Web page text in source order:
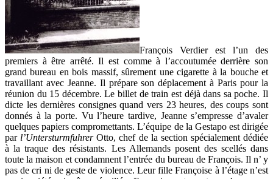
François Verdier est l’un des
premiers à être arrêté. Il est comme à l’accoutumée derrière son
grand bureau en bois massif, sûrement une cigarette à la bouche et
travaillant avec Jeanne. Il prépare son déplacement à Paris pour la
réunion du 15 décembre. Le billet de train est déjà dans sa poche. Il
dicte les dernières consignes quand vers 23 heures, des coups sont
donnés à la porte. Vu l’heure tardive, Jeanne s’empresse d’avaler
quelques papiers compromettants. L’équipe de la Gestapo est dirigée
par l’UntersturmfuhrerOtto, chef de la section spécialement dédiée
à la traque des résistants. Les Allemands posent des scellés dans
toute la maison et condamnent l’entrée du bureau de François. Il n’ y
pas de cri ni de geste de violence. Leur fille Françoise à l’étage n’est